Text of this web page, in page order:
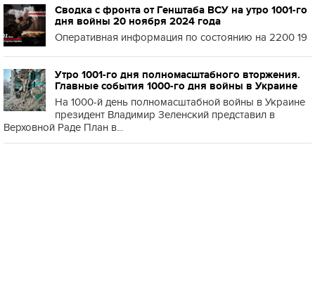
Сводка с фронта от Генштаба ВСУ на утро 1001-го
дня войны 20 ноября 2024 года
Оперативная информация по состоянию на 2200 19
Утро 1001-го дня полномасштабного вторжения.
Главные события 1000-го дня войны в Украине
На 1000-й день полномасштабной войны в Украине
президент Владимир Зеленский представил в
Верховной Раде План в...